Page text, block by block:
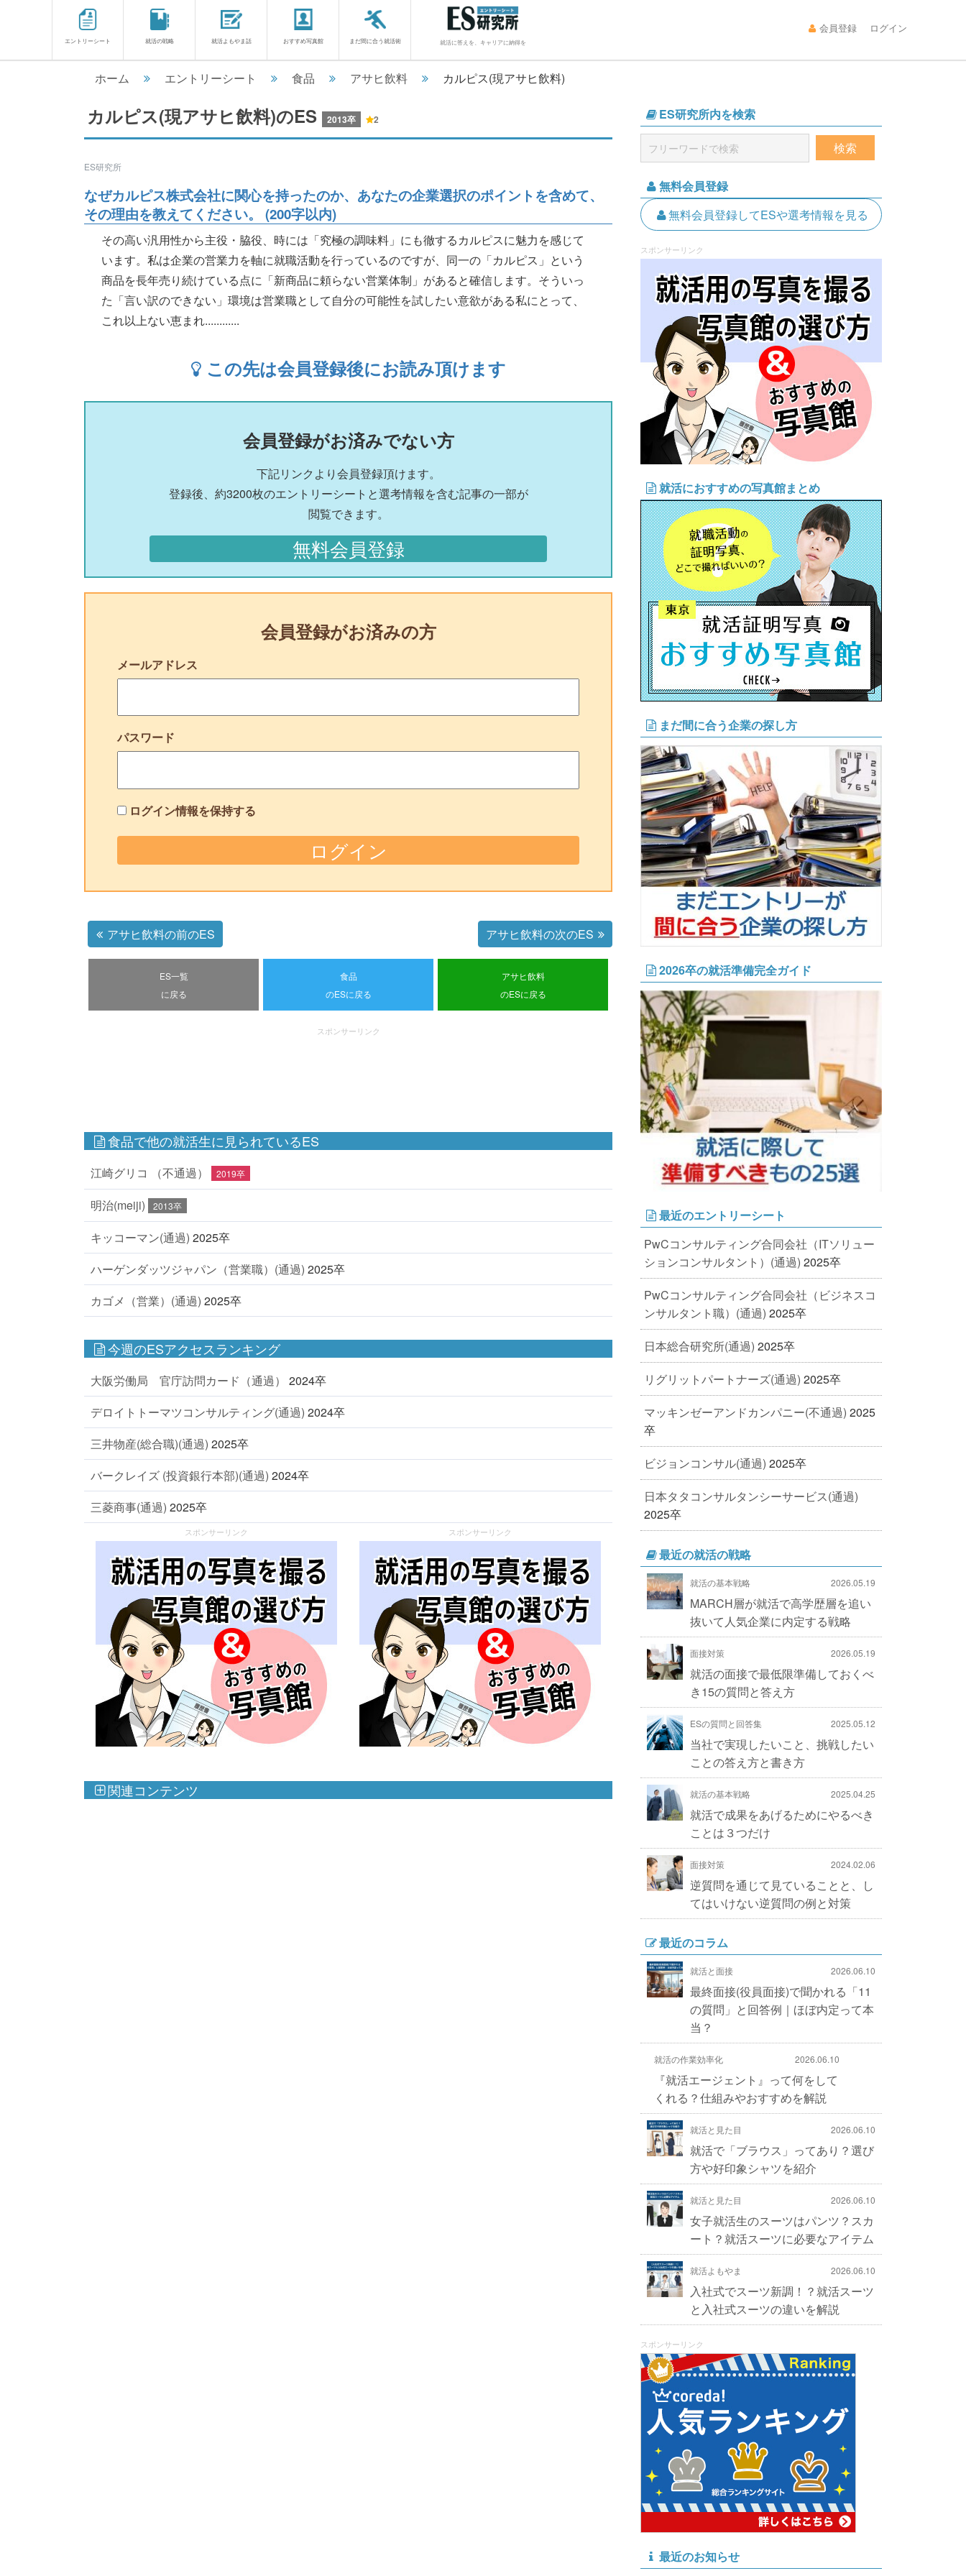
エントリーシート 就活の戦略 就活よもやま話 おすすめ写真館 まだ間に合う就活術 就活に答えを、キャリアに納得を
会員登録 ログイン
ホーム エントリーシート 食品 アサヒ飲料 カルピス(現アサヒ飲料)
カルピス(現アサヒ飲料)のES 2013卒 2
ES研究所
なぜカルピス株式会社に関心を持ったのか、あなたの企業選択のポイントを含めて、
その理由を教えてください。 (200字以内)
その高い汎用性から主役・脇役、時には「究極の調味料」にも徹するカルピスに魅力を感じて
います。私は企業の営業力を軸に就職活動を行っているのですが、同一の「カルピス」という
商品を長年売り続けている点に「新商品に頼らない営業体制」があると確信します。そういっ
た「言い訳のできない」環境は営業職として自分の可能性を試したい意欲がある私にとって、
これ以上ない恵まれ............
この先は会員登録後にお読み頂けます
会員登録がお済みでない方
下記リンクより会員登録頂けます。
登録後、約3200枚のエントリーシートと選考情報を含む記事の一部が
閲覧できます。
無料会員登録
会員登録がお済みの方
メールアドレス
パスワード
ログイン情報を保持する
アサヒ飲料の前のES アサヒ飲料の次のES
ES一覧
に戻る
食品
のESに戻る
アサヒ飲料
のESに戻る
スポンサーリンク
食品で他の就活生に見られているES
江崎グリコ （不通過） 2019卒
明治(meiji) 2013卒
キッコーマン(通過) 2025卒
ハーゲンダッツジャパン（営業職）(通過) 2025卒
カゴメ（営業）(通過) 2025卒
今週のESアクセスランキング
大阪労働局 官庁訪問カード（通過）
2024卒
デロイトトーマツコンサルティング(通過) 2024卒
三井物産(総合職)(通過) 2025卒
バークレイズ (投資銀行本部)(通過) 2024卒
三菱商事(通過) 2025卒
スポンサーリンク スポンサーリンク
関連コンテンツ
ES研究所内を検索
無料会員登録
無料会員登録してESや選考情報を見る
スポンサーリンク
就活におすすめの写真館まとめ
まだ間に合う企業の探し方
2026卒の就活準備完全ガイド
最近のエントリーシート
PwCコンサルティング合同会社（ITソリュー
ションコンサルタント）(通過) 2025卒
PwCコンサルティング合同会社（ビジネスコ
ンサルタント職）(通過) 2025卒
日本総合研究所(通過) 2025卒
リグリットパートナーズ(通過) 2025卒
マッキンゼーアンドカンパニー(不通過) 2025
卒
ビジョンコンサル(通過) 2025卒
日本タタコンサルタンシーサービス(通過)
2025卒
最近の就活の戦略
就活の基本戦略 2026.05.19
MARCH層が就活で高学歴層を追い
抜いて人気企業に内定する戦略
面接対策 2026.05.19
就活の面接で最低限準備しておくべ
き15の質問と答え方
ESの質問と回答集 2025.05.12
当社で実現したいこと、挑戦したい
ことの答え方と書き方
就活の基本戦略 2025.04.25
就活で成果をあげるためにやるべき
ことは３つだけ
面接対策 2024.02.06
逆質問を通じて見ていることと、し
てはいけない逆質問の例と対策
最近のコラム
就活と面接 2026.06.10
最終面接(役員面接)で聞かれる「11
の質問」と回答例｜ほぼ内定って本
当？
就活の作業効率化 2026.06.10
『就活エージェント』って何をして
くれる？仕組みやおすすめを解説
就活と見た目 2026.06.10
就活で「ブラウス」ってあり？選び
方や好印象シャツを紹介
就活と見た目 2026.06.10
女子就活生のスーツはパンツ？スカ
ート？就活スーツに必要なアイテム
就活よもやま 2026.06.10
入社式でスーツ新調！？就活スーツ
と入社式スーツの違いを解説
スポンサーリンク
最近のお知らせ